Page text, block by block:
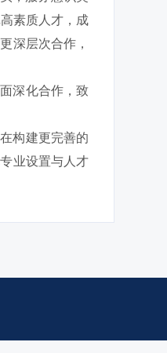
素质人才，成
深层次合作，
深化合作，致
构建更完善的
业设置与人才